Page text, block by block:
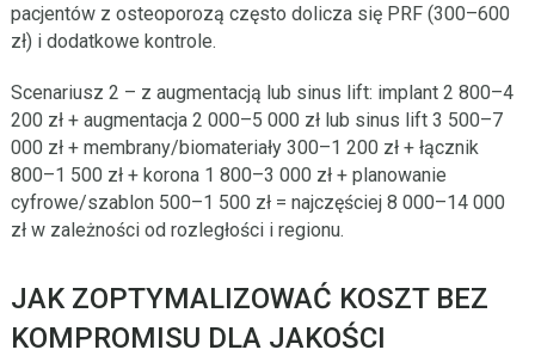
pacjentów z osteoporozą często dolicza się PRF (300–600
zł) i dodatkowe kontrole.
Scenariusz 2 – z augmentacją lub sinus lift: implant 2 800–4
200 zł + augmentacja 2 000–5 000 zł lub sinus lift 3 500–7
000 zł + membrany/biomateriały 300–1 200 zł + łącznik
800–1 500 zł + korona 1 800–3 000 zł + planowanie
cyfrowe/szablon 500–1 500 zł = najczęściej 8 000–14 000
zł w zależności od rozległości i regionu.
JAK ZOPTYMALIZOWAĆ KOSZT BEZ
KOMPROMISU DLA JAKOŚCI